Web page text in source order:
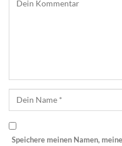
Speichere meinen Namen,